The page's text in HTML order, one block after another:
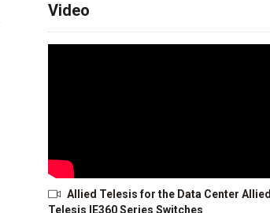
Video
Allied Telesis for the Data Center Allied
Telesis IE360 Series Switches